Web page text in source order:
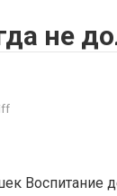
не
Воспитание